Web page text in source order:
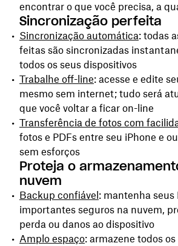
encontrar o que você precisa, a
Sincronização perfeita
Sincronização automática: todas
feitas são sincronizadas
todos os seus dispositivos
Trabalhe off-line: acesse e edite
mesmo sem internet; tudo será
que você voltar a ficar on-line
Transferência de fotos com
fotos e PDFs entre seu iPhone e
sem esforços
Proteja o
nuvem
Backup confiável : mantenha seus
importantes seguros na nuvem,
perda ou danos ao dispositivo
Amplo espaço: armazene todos os